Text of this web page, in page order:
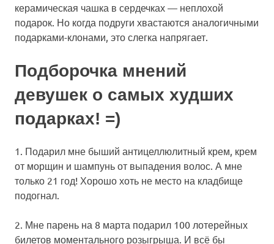
керамическая чашка в сердечках — неплохой
подарок. Но когда подруги хвастаются аналогичными
подарками-клонами, это слегка напрягает.
Подборочка мнений
девушек о самых худших
подарках! =)
1. Подарил мне быший антицеллюлитный крем, крем
от морщин и шампунь от выпадения волос. А мне
только 21 год! Хорошо хоть не место на кладбище
подогнал.
2. Мне парень на 8 марта подарил 100 лотерейных
билетов моментального розыгрыша. И всё бы